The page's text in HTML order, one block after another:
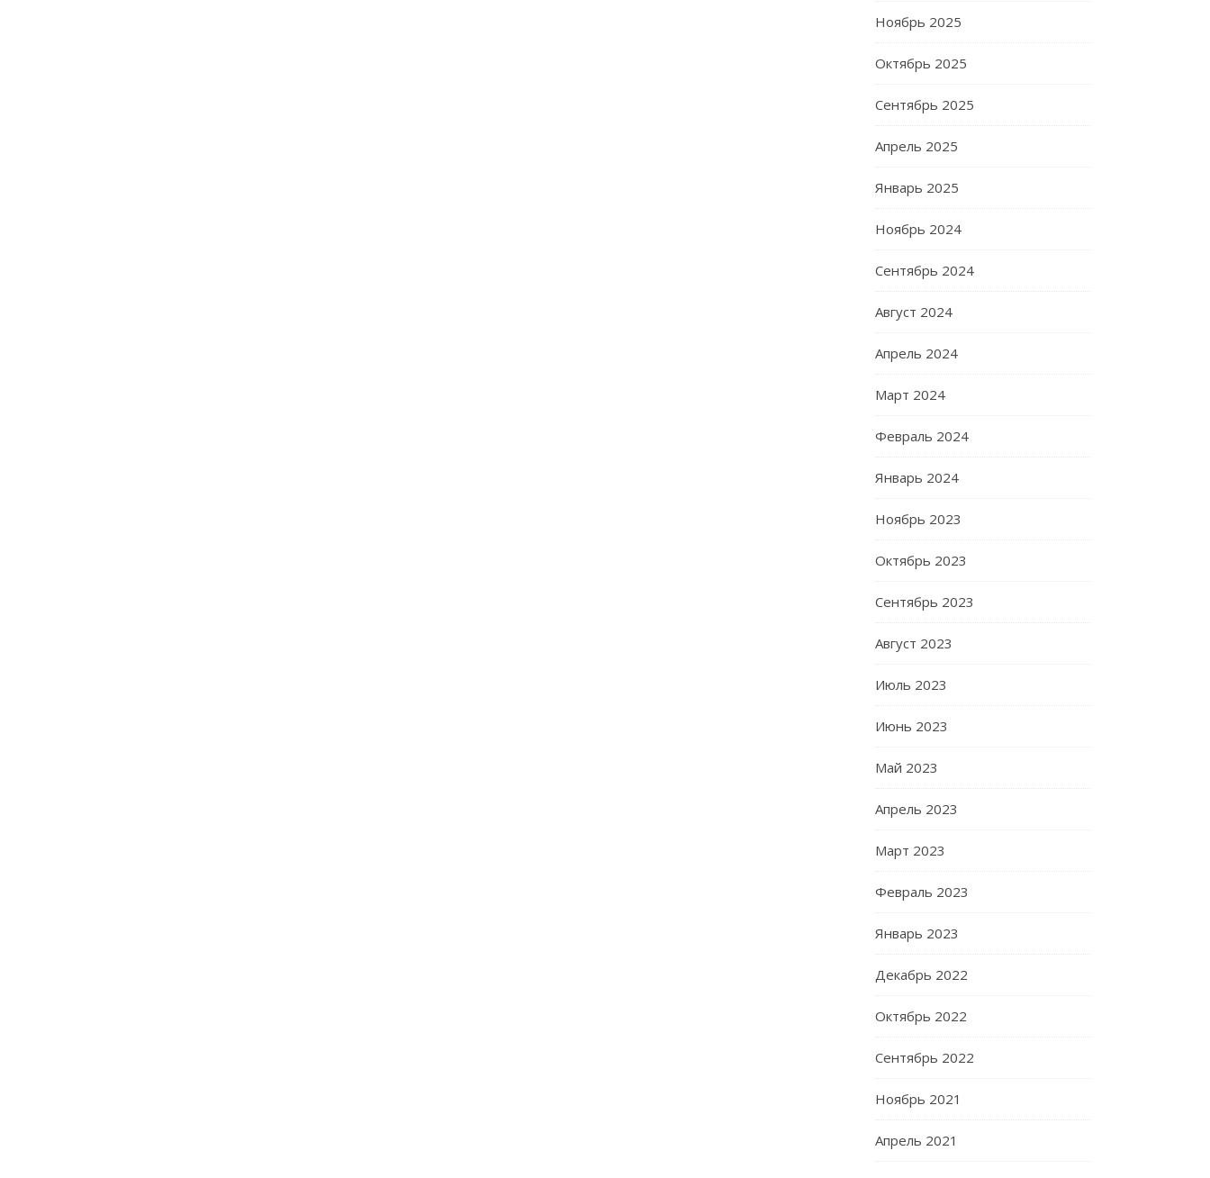
Ноябрь 2025
Октябрь 2025
Сентябрь 2025
Апрель 2025
Январь 2025
Ноябрь 2024
Сентябрь 2024
Август 2024
Апрель 2024
Март 2024
Февраль 2024
Январь 2024
Ноябрь 2023
Октябрь 2023
Сентябрь 2023
Август 2023
Июль 2023
Июнь 2023
Май 2023
Апрель 2023
Март 2023
Февраль 2023
Январь 2023
Декабрь 2022
Октябрь 2022
Сентябрь 2022
Ноябрь 2021
Апрель 2021